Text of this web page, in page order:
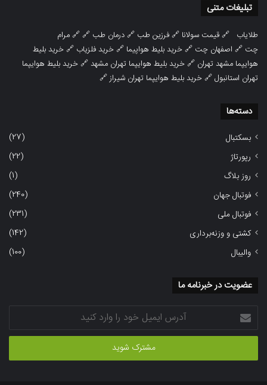
تبلیغات متنی
طلایاب 🔗قیمت سولانا 🔗فرزین طب 🔗درمان طب 🔗 🔗مرام
چت 🔗 اصفهان چت 🔗خرید بلیط هواپیما 🔗خرید فلزیاب 🔗خرید بلیط
هوایپما مشهد تهران 🔗خرید بلیط هوایپما تهران مشهد🔗خرید بلیط هوایپما
تهران استانبول🔗خرید بلیط هوایپما تهران شیراز🔗
دسته‌ها
بسکتبال
(27)
رپورتاژ
(22)
روز بلاگ
(1)
فوتبال جهان
(240)
فوتبال ملی
(231)
کشتی و وزنه‌برداری
(142)
والیبال
(100)
عضویت در خبرنامه ما
آدرس
ایمیل
خود
وارد